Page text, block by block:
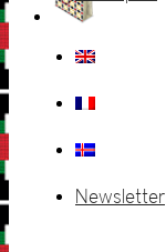
Newsletter